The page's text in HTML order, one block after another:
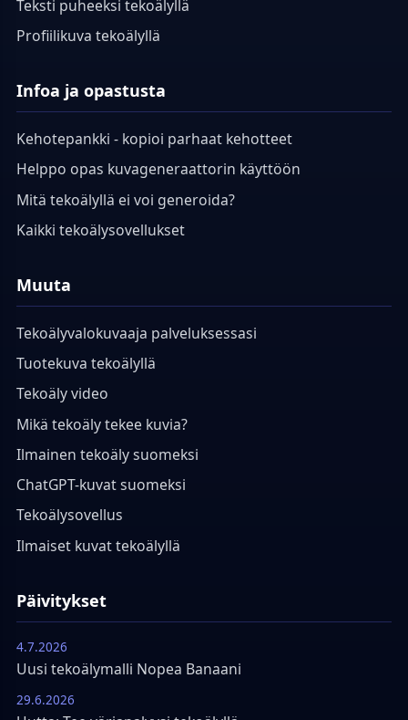
Teksti puheeksi tekoälyllä
Profiilikuva tekoälyllä
Infoa ja opastusta
Kehotepankki - kopioi parhaat kehotteet
Helppo opas kuvageneraattorin käyttöön
Mitä tekoälyllä ei voi generoida?
Kaikki tekoälysovellukset
Muuta
Tekoälyvalokuvaaja palveluksessasi
Tuotekuva tekoälyllä
Tekoäly video
Mikä tekoäly tekee kuvia?
Ilmainen tekoäly suomeksi
ChatGPT-kuvat suomeksi
Tekoälysovellus
Ilmaiset kuvat tekoälyllä
Päivitykset
4.7.2026
Uusi tekoälymalli Nopea Banaani
29.6.2026